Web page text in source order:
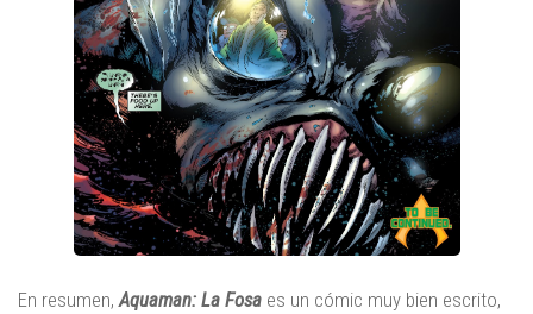
En resumen,Aquaman: La Fosa es un cómic muy bien escrito,